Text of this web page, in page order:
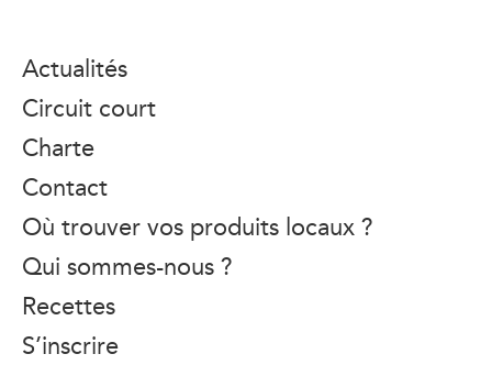
Actualités
Circuit court
Charte
Contact
Où trouver vos produits locaux ?
Qui sommes-nous ?
Recettes
S’inscrire